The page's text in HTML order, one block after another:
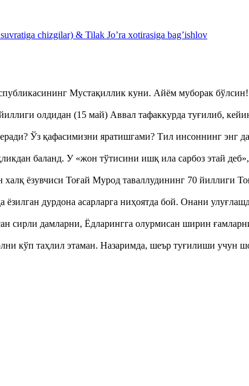
chizgilar) & Tilak Jo’ra xotirasiga bag’ishlov
Мустақиллик куни. Айём муборак
олдидан (15 май) Аввал тафаккурда туғилиб,
Ўз қафасимизни яратишгами? Тил инсоннинг энг
баланд. У «жон тўтисини ишқ ила сарбоз этай
халқ ёзувчиси Тоғай Мурод таваллудининг 70
ёзилган дурдона асарларга ниҳоятда бой. Онани
сирли дамларни, Ёдларингга олурмисан ширин
кўп таҳлил этаман. Назаримда, шеър туғилиши учун